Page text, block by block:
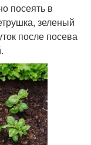
посеять в
зеленый
после посева